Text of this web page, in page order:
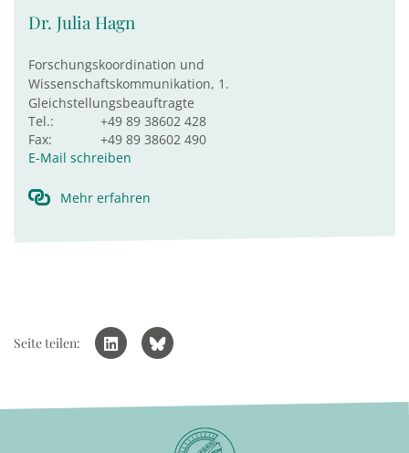
Dr. Julia Hagn
Forschungskoordination und
Wissenschaftskommunikation, 1.
Gleichstellungsbeauftragte
Tel.:
+49 89 38602 428
Fax:
+49 89 38602 490
E-Mail schreiben
Mehr erfahren
Seite teilen: